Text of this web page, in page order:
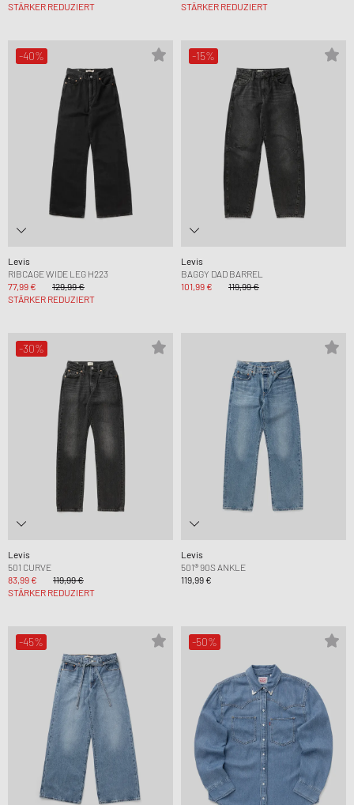
STÄRKER REDUZIERT
STÄRKER REDUZIERT
-40%
Levis
RIBCAGE WIDE LEG H223
77,99 €
129,99 €
STÄRKER REDUZIERT
-15%
Levis
BAGGY DAD BARREL
101,99 €
119,99 €
-30%
Levis
501 CURVE
83,99 €
119,99 €
STÄRKER REDUZIERT
Levis
501® 90S ANKLE
119,99 €
-45% -50%